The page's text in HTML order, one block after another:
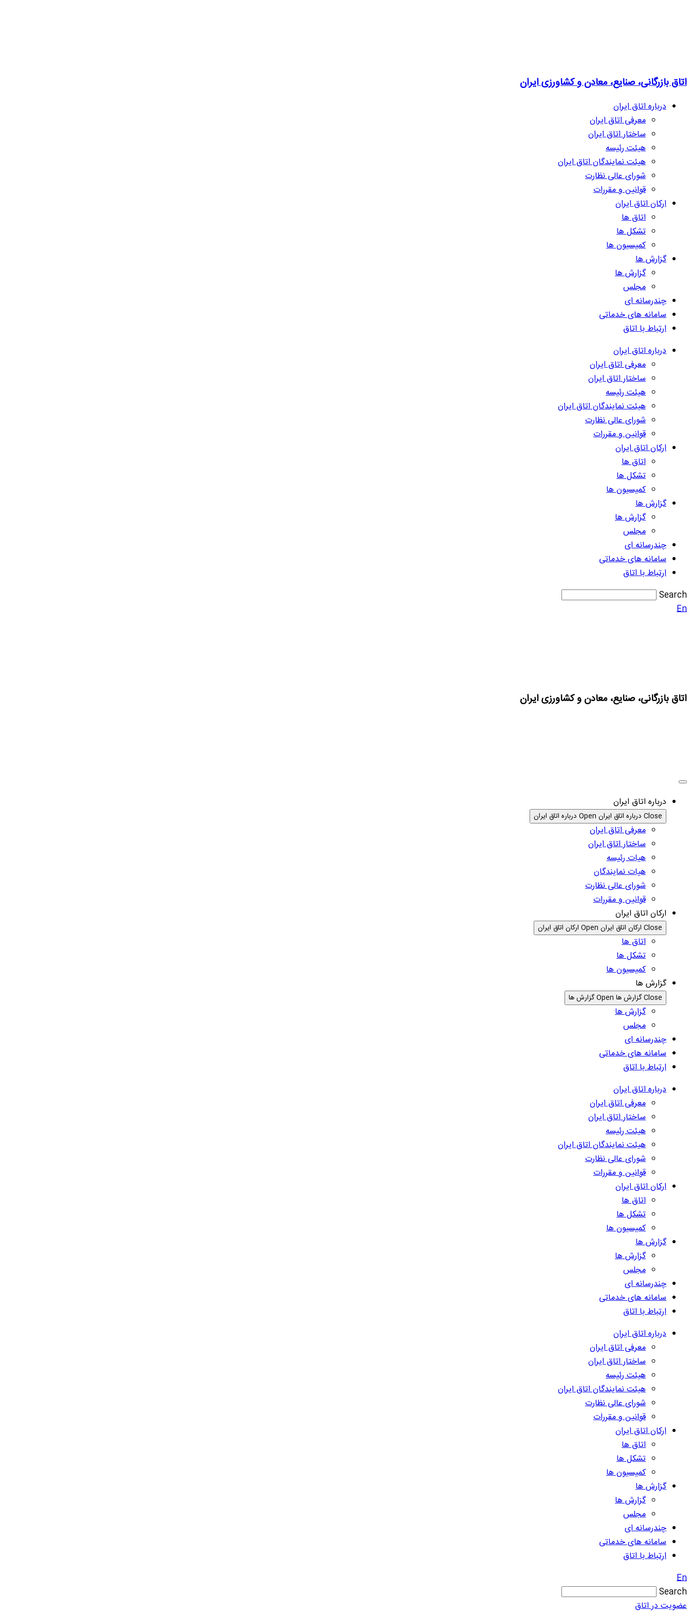
اتاق بازرگانی، صنایع، معادن و کشاورزی ایران
درباره اتاق ایران
معرفی اتاق ایران
ساختار اتاق ایران
هیئت رئیسه
هیئت نمایندگان اتاق ایران
شورای عالی نظارت
قوانین و مقررات
ارکان اتاق ایران
اتاق ها
تشکل ها
کمیسیون ها
گزارش ها
گزارش ها
مجلس
چندرسانه ای
سامانه های خدماتی
ارتباط با اتاق
درباره اتاق ایران
معرفی اتاق ایران
ساختار اتاق ایران
هیئت رئیسه
هیئت نمایندگان اتاق ایران
شورای عالی نظارت
قوانین و مقررات
ارکان اتاق ایران
اتاق ها
تشکل ها
کمیسیون ها
گزارش ها
گزارش ها
مجلس
چندرسانه ای
سامانه های خدماتی
ارتباط با اتاق
Search
En
اتاق بازرگانی، صنایع، معادن و کشاورزی ایران
درباره اتاق ایران
Close درباره اتاق ایران Open درباره اتاق ایران
معرفی اتاق ایران
ساختار اتاق ایران
هیات رئیسه
هیات نمایندگان
شورای عالی نظارت
قوانین و مقررات
ارکان اتاق ایران
Close ارکان اتاق ایران Open ارکان اتاق ایران
اتاق ها
تشکل ها
کمیسیون ها
گزارش ها
Close گزارش ها Open گزارش ها
گزارش ها
مجلس
چندرسانه ای
سامانه های خدماتی
ارتباط با اتاق
درباره اتاق ایران
معرفی اتاق ایران
ساختار اتاق ایران
هیئت رئیسه
هیئت نمایندگان اتاق ایران
شورای عالی نظارت
قوانین و مقررات
ارکان اتاق ایران
اتاق ها
تشکل ها
کمیسیون ها
گزارش ها
گزارش ها
مجلس
چندرسانه ای
سامانه های خدماتی
ارتباط با اتاق
درباره اتاق ایران
معرفی اتاق ایران
ساختار اتاق ایران
هیئت رئیسه
هیئت نمایندگان اتاق ایران
شورای عالی نظارت
قوانین و مقررات
ارکان اتاق ایران
اتاق ها
تشکل ها
کمیسیون ها
گزارش ها
گزارش ها
مجلس
چندرسانه ای
سامانه های خدماتی
ارتباط با اتاق
En
Search
عضویت در اتاق